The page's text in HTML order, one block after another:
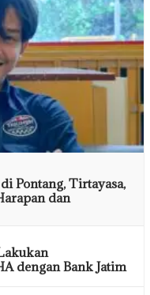
Pontang, Tirtayasa,
dan
dengan Bank Jatim